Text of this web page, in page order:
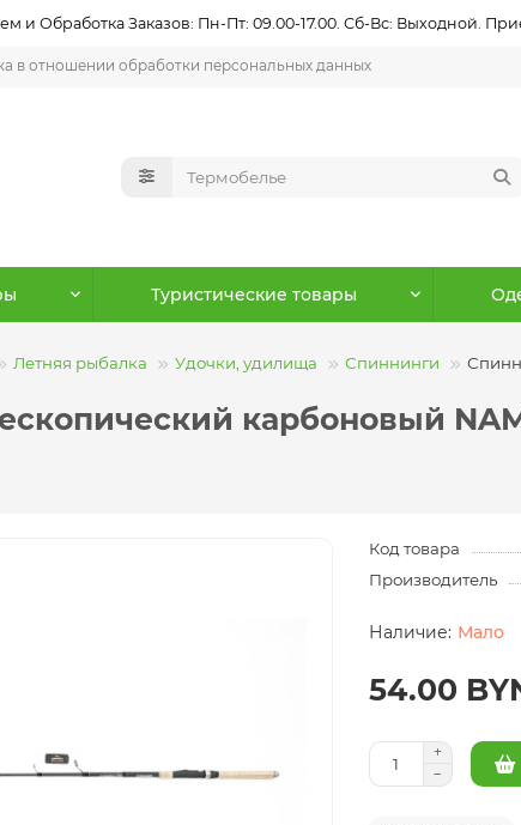
и Обработка Заказов: Пн-Пт: 09.00-17.00. Сб-Вс: Выходной.
в отношении обработки персональных данных
Туристические товары
Летняя рыбалка Удочки, удилища Спиннинги
карбоновый
Код товара
Производитель
Мало
54.00